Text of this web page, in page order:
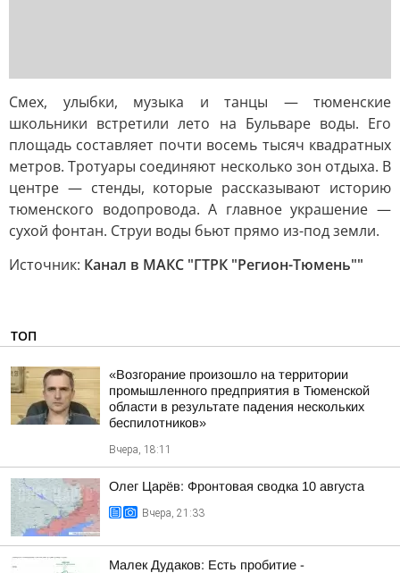
Смех, улыбки, музыка и танцы — тюменские
школьники встретили лето на Бульваре воды. Его
площадь составляет почти восемь тысяч квадратных
метров. Тротуары соединяют несколько зон отдыха. В
центре — стенды, которые рассказывают историю
тюменского водопровода. А главное украшение —
сухой фонтан. Струи воды бьют прямо из-под земли.
Источник: Канал в МАКС "ГТРК "Регион-Тюмень""
ТОП
«Возгорание произошло на территории
промышленного предприятия в Тюменской
области в результате падения нескольких
беспилотников»
Вчера, 18:11
Олег Царёв: Фронтовая сводка 10 августа
Вчера, 21:33
Малек Дудаков: Есть пробитие -